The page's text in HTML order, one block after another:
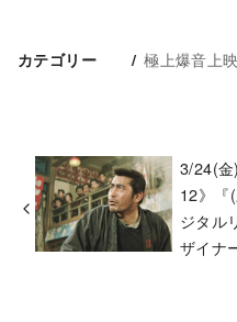
カテゴリー 極上爆音上映
3/24(
12》『
ジタル
ザイナ